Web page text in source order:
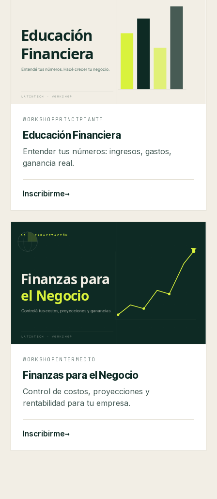
WORKSHOP PRINCIPIANTE
Educación Financiera
Entender tus números: ingresos, gastos,
ganancia real.
Inscribirme→
WORKSHOP INTERMEDIO
Finanzas para el Negocio
Control de costos, proyecciones y
rentabilidad para tu empresa.
Inscribirme→